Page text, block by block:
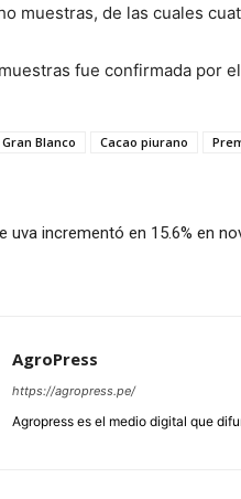
muestras, de las cuales
fue confirmada por
Blanco Cacao piurano
uva incrementó en 15.6% en
AgroPress
https://agropress.pe/
Agropress es el medio digital que